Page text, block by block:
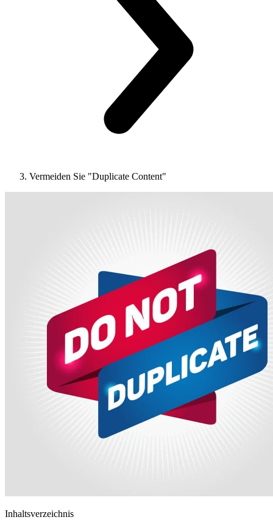
Vermeiden Sie "Duplicate Content"
Inhaltsverzeichnis